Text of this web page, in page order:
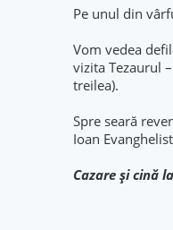
Pe unul din
Vom vedea
vizita Tezaurul
treilea).
Spre seară
Ioan
Cazare şi cină